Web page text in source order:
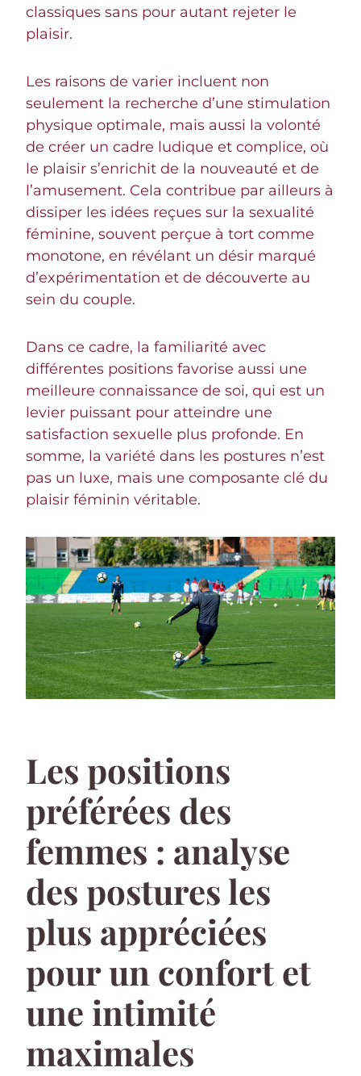
classiques sans pour autant rejeter le
plaisir.
Les raisons de varier incluent non
seulement la recherche d’une stimulation
physique optimale, mais aussi la volonté
de créer un cadre ludique et complice, où
le plaisir s’enrichit de la nouveauté et de
l’amusement. Cela contribue par ailleurs à
dissiper les idées reçues sur la sexualité
féminine, souvent perçue à tort comme
monotone, en révélant un désir marqué
d’expérimentation et de découverte au
sein du couple.
Dans ce cadre, la familiarité avec
différentes positions favorise aussi une
meilleure connaissance de soi, qui est un
levier puissant pour atteindre une
satisfaction sexuelle plus profonde. En
somme, la variété dans les postures n’est
pas un luxe, mais une composante clé du
plaisir féminin véritable.
Les positions
préférées des
femmes : analyse
des postures les
plus appréciées
pour un confort et
une intimité
maximales